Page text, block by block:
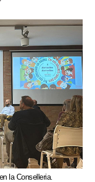
la Conselleria.